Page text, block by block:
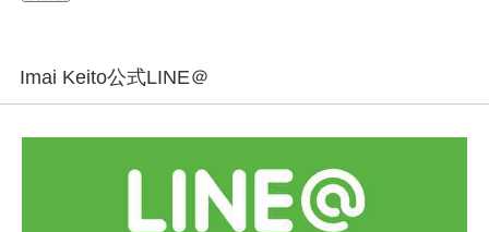
Imai Keito公式LINE＠